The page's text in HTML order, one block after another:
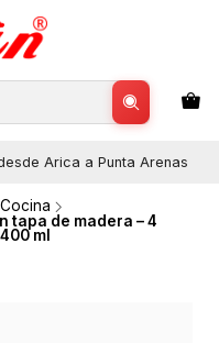
Arica a Punta Arenas
Cocina
tapa de madera – 4
ml